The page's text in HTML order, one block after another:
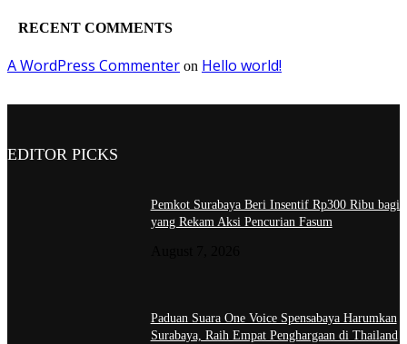
RECENT COMMENTS
A WordPress Commenter on Hello world!
EDITOR PICKS
Pemkot Surabaya Beri Insentif Rp300 Ribu bagi
yang Rekam Aksi Pencurian Fasum
Paduan Suara One Voice Spensabaya Harumkan
Surabaya, Raih Empat Penghargaan di Thailand